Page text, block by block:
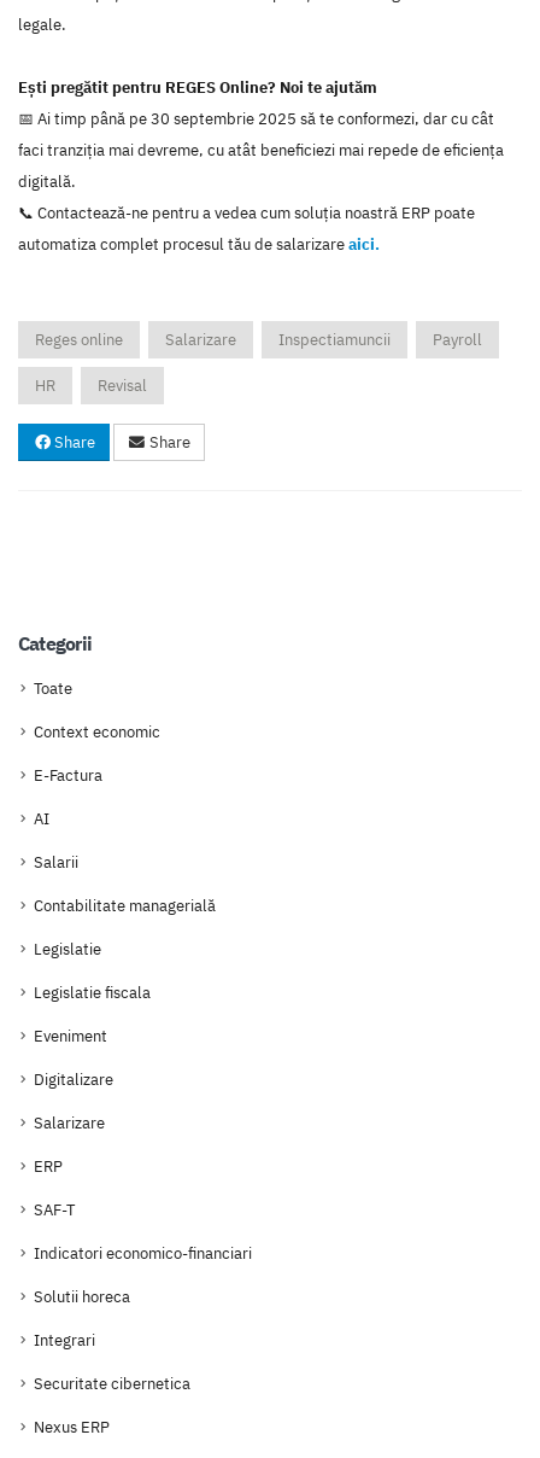
legale.
Ești pregătit pentru REGES Online? Noi te ajutăm
📅 Ai timp până pe 30 septembrie 2025 să te conformezi, dar cu cât
faci tranziția mai devreme, cu atât beneficiezi mai repede de eficiența
digitală.
📞 Contactează-ne pentru a vedea cum soluția noastră ERP poate
automatiza complet procesul tău de salarizareaici.
Reges online Salarizare Inspectiamuncii Payroll
HR Revisal
Share Share
Categorii
Toate
Context economic
E-Factura
AI
Salarii
Contabilitate managerială
Legislatie
Legislatie fiscala
Eveniment
Digitalizare
Salarizare
ERP
SAF-T
Indicatori economico-financiari
Solutii horeca
Integrari
Securitate cibernetica
Nexus ERP